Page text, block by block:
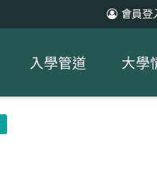
會員登
入學管道 大學